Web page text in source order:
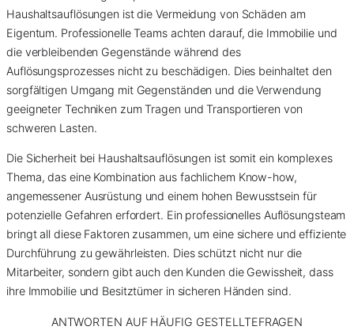
Haushaltsauflösungen ist die Vermeidung von Schäden am
Eigentum. Professionelle Teams achten darauf, die Immobilie und
die verbleibenden Gegenstände während des
Auflösungsprozesses nicht zu beschädigen. Dies beinhaltet den
sorgfältigen Umgang mit Gegenständen und die Verwendung
geeigneter Techniken zum Tragen und Transportieren von
schweren Lasten.
Die Sicherheit bei Haushaltsauflösungen ist somit ein komplexes
Thema, das eine Kombination aus fachlichem Know-how,
angemessener Ausrüstung und einem hohen Bewusstsein für
potenzielle Gefahren erfordert. Ein professionelles Auflösungsteam
bringt all diese Faktoren zusammen, um eine sichere und effiziente
Durchführung zu gewährleisten. Dies schützt nicht nur die
Mitarbeiter, sondern gibt auch den Kunden die Gewissheit, dass
ihre Immobilie und Besitztümer in sicheren Händen sind.
ANTWORTEN AUF HÄUFIG GESTELLTEFRAGEN